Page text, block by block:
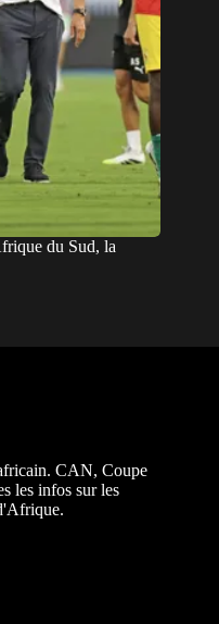
du Sud, la
CAN, Coupe
les infos sur les